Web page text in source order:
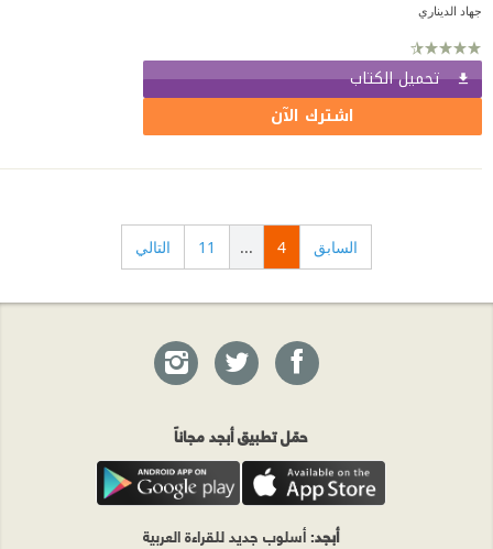
جهاد الديناري
تحميل الكتاب
اشترك الآن
السابق 4
...
11 التالي
حمّل تطبيق أبجد مجاناً
أبجد: أسلوب جديد للقراءة العربية